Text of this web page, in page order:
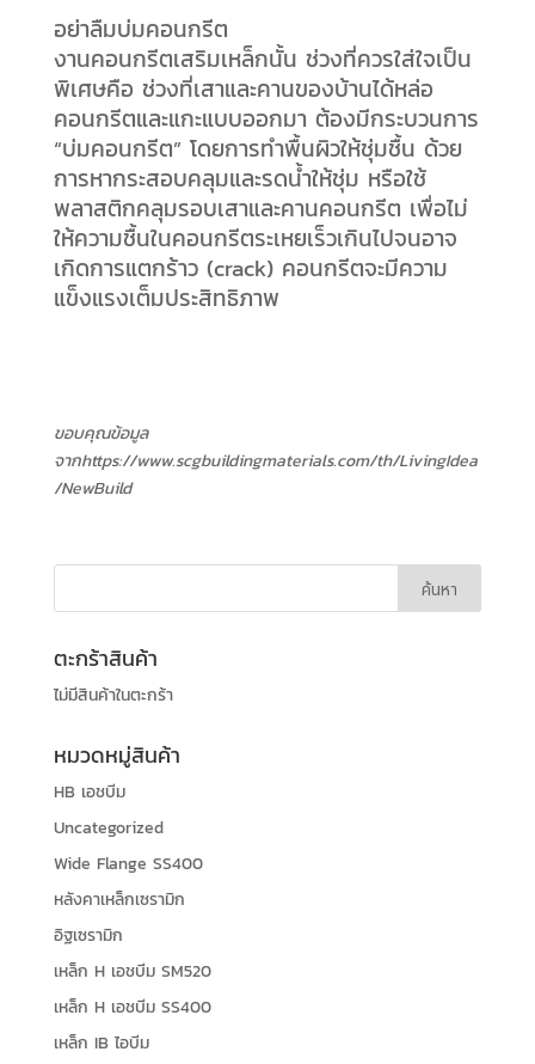
อย่าลืมบ่มคอนกรีต
งานคอนกรีตเสริมเหล็กนั้น ช่วงที่ควรใส่ใจเป็น
พิเศษคือ ช่วงที่เสาและคานของบ้านได้หล่อ
คอนกรีตและแกะแบบออกมา ต้องมีกระบวนการ
“บ่มคอนกรีต” โดยการทำพื้นผิวให้ชุ่มชื้น ด้วย
การหากระสอบคลุมและรดน้ำให้ชุ่ม หรือใช้
พลาสติกคลุมรอบเสาและคานคอนกรีต เพื่อไม่
ให้ความชื้นในคอนกรีตระเหยเร็วเกินไปจนอาจ
เกิดการแตกร้าว (crack) คอนกรีตจะมีความ
แข็งแรงเต็มประสิทธิภาพ
ขอบคุณข้อมูล
จากhttps://www.scgbuildingmaterials.com/th/LivingIdea
/NewBuild
ตะกร้าสินค้า
ไม่มีสินค้าในตะกร้า
หมวดหมู่สินค้า
HB เอชบีม
Uncategorized
Wide Flange SS400
หลังคาเหล็กเซรามิก
อิฐเซรามิก
เหล็ก H เอชบีม SM520
เหล็ก H เอชบีม SS400
เหล็ก IB ไอบีม